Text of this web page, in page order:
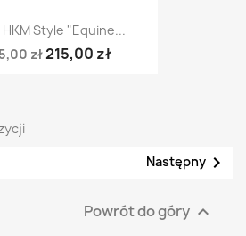
HKM Style "Equine...
zł215,00 zł
Następny 
Powrót do góry 